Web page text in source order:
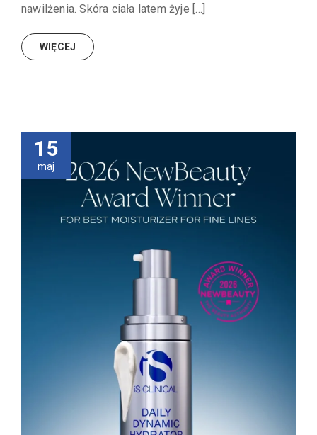
nawilżenia. Skóra ciała latem żyje […]
WIĘCEJ
15
maj